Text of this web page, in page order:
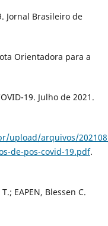
Jornal Brasileiro de
Orientadora para a
19. Julho de 2021.
upload/arquivos/
de-pos-covid-19.pdf.
EAPEN, Blessen C.